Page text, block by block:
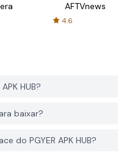
AFTVnews
4.6
HUB?
baixar?
do PGYER APK HUB?